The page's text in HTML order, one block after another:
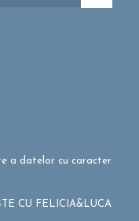
a datelor cu caracter
CU FELICIA&LUCA